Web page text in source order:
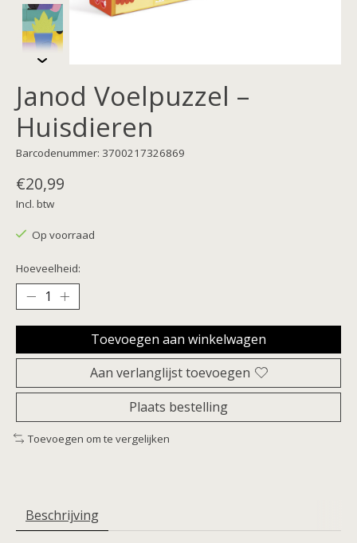
Janod Voelpuzzel –
Huisdieren
Barcodenummer: 3700217326869
€20,99
Incl. btw
Op voorraad
Hoeveelheid:
Toevoegen aan winkelwagen
Aan verlanglijst toevoegen
Plaats bestelling
Toevoegen om te vergelijken
Beschrijving